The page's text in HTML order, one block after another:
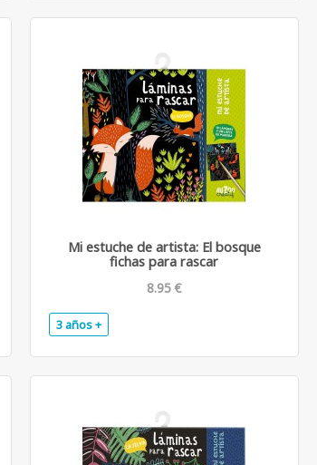
Mi estuche de artista: El bosque
fichas para rascar
8.95 €
3 años +